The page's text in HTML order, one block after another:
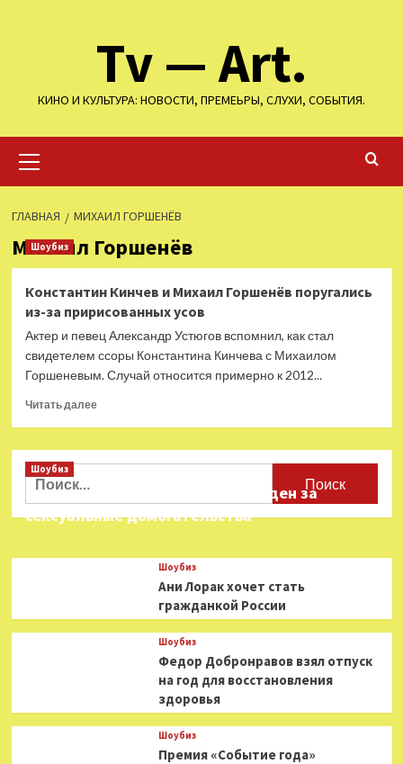
Tv — Art.
КИНО И КУЛЬТУРА: НОВОСТИ, ПРЕМЕЬРЫ, СЛУХИ, СОБЫТИЯ.
меню
ГЛАВНАЯ МИХАИЛ ГОРШЕНЁВ
Михаил Горшенёв
Шоубиз
Константин Кинчев и Михаил Горшенёв поругались
из-за пририсованных усов
Актер и певец Александр Устюгов вспомнил, как стал
свидетелем ссоры Константина Кинчева с Михаилом
Горшеневым. Случай относится примерно к 2012...
Читать далееПрочитать
Константин
Михаил
Горшенёв
из-
пририсованных
Найти:
Шоубиз
Звезда «Игры в кальмара» осужден за
сексуальные домогательства
Шоубиз
Ани Лорак хочет стать
гражданкой России
Шоубиз
Федор Добронравов взял отпуск
на год для восстановления
здоровья
Шоубиз
Премия «Событие года»